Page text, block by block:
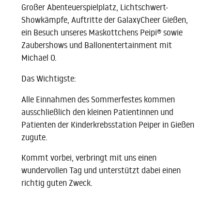
Großer Abenteuerspielplatz, Lichtschwert-
Showkämpfe, Auftritte der GalaxyCheer Gießen,
ein Besuch unseres Maskottchens Peipi® sowie
Zaubershows und Ballonentertainment mit
Michael O.
Das Wichtigste:
Alle Einnahmen des Sommerfestes kommen
ausschließlich den kleinen Patientinnen und
Patienten der Kinderkrebsstation Peiper in Gießen
zugute.
Kommt vorbei, verbringt mit uns einen
wundervollen Tag und unterstützt dabei einen
richtig guten Zweck.